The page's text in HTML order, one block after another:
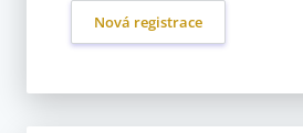
Nová registrace